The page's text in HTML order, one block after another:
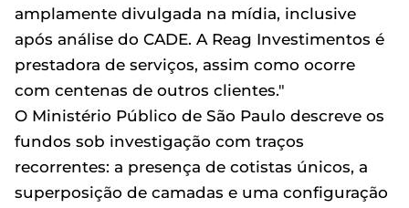
amplamente divulgada na mídia, inclusive
após análise do CADE. A Reag Investimentos é
prestadora de serviços, assim como ocorre
com centenas de outros clientes."
O Ministério Público de São Paulo descreve os
fundos sob investigação com traços
recorrentes: a presença de cotistas únicos, a
superposição de camadas e uma configuração